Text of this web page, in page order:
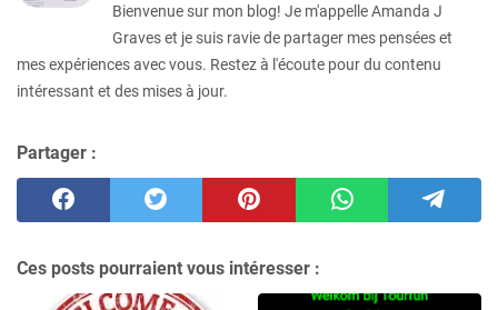
Bienvenue sur mon blog! Je m'appelle Amanda J
Graves et je suis ravie de partager mes pensées et
mes expériences avec vous. Restez à l'écoute pour du contenu
intéressant et des mises à jour.
Partager :
Ces posts pourraient vous intéresser :